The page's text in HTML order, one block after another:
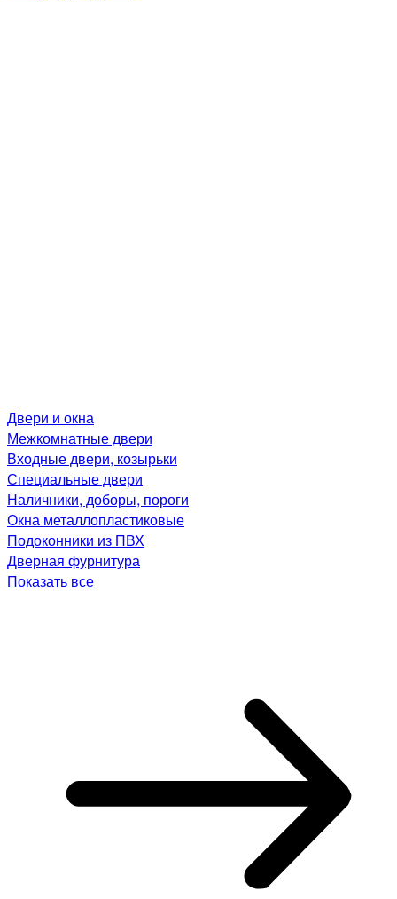
Двери и окна
Межкомнатные двери
Входные двери, козырьки
Специальные двери
Наличники, доборы, пороги
Окна металлопластиковые
Подоконники из ПВХ
Дверная фурнитура
Показать все